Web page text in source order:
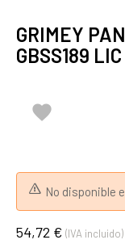
GRIMEY
GBSS189 LIC

No disponible
54,72 € (IVA incluido)